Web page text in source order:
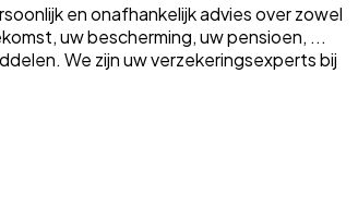
en onafhankelijk advies over zowel
uw bescherming, uw pensioen, ...
We zijn uw verzekeringsexperts bij